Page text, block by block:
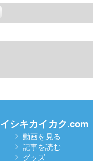
イシキカイカク.com
動画を見る
記事を読む
グッズ